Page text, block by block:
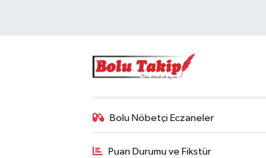
Bolu Nöbetçi Eczaneler
Puan Durumu ve Fikstür